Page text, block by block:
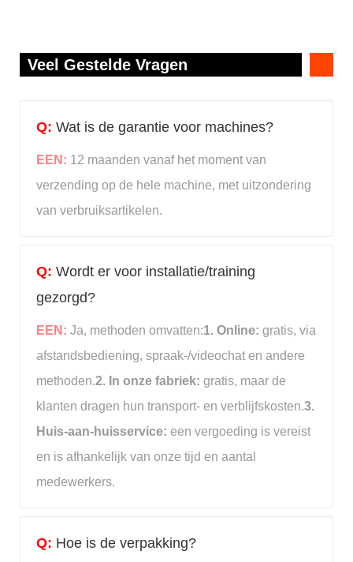
Veel Gestelde Vragen
Q: Wat is de garantie voor machines?
EEN: 12 maanden vanaf het moment van
verzending op de hele machine, met uitzondering
van verbruiksartikelen.
Q: Wordt er voor installatie/training
gezorgd?
EEN: Ja, methoden omvatten:1. Online: gratis, via
afstandsbediening, spraak-/videochat en andere
methoden.2. In onze fabriek: gratis, maar de
klanten dragen hun transport- en verblijfskosten.3.
Huis-aan-huisservice: een vergoeding is vereist
en is afhankelijk van onze tijd en aantal
medewerkers.
Q: Hoe is de verpakking?